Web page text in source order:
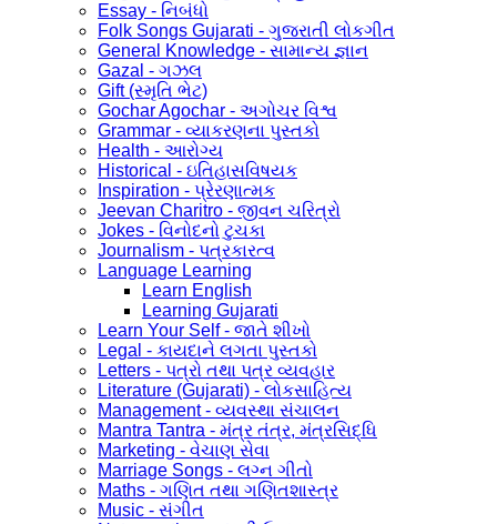
Essay - નિબંધો
Folk Songs Gujarati - ગુજરાતી લોકગીત
General Knowledge - સામાન્ય જ્ઞાન
Gazal - ગઝલ
Gift (સ્મૃતિ ભેટ)
Gochar Agochar - અગોચર વિશ્વ
Grammar - વ્યાકરણના પુસ્તકો
Health - આરોગ્ય
Historical - ઇતિહાસવિષયક
Inspiration - પ્રેરણાત્મક
Jeevan Charitro - જીવન ચરિત્રો
Jokes - વિનોદનો ટુચકા
Journalism - પત્રકારત્વ
Language Learning
Learn English
Learning Gujarati
Learn Your Self - જાતે શીખો
Legal - કાયદાને લગતા પુસ્તકો
Letters - પત્રો તથા પત્ર વ્યવહાર
Literature (Gujarati) - લોકસાહિત્ય
Management - વ્યવસ્થા સંચાલન
Mantra Tantra - મંત્ર તંત્ર, મંત્રસિદ્ધિ
Marketing - વેચાણ સેવા
Marriage Songs - લગ્ન ગીતો
Maths - ગણિત તથા ગણિતશાસ્ત્ર
Music - સંગીત